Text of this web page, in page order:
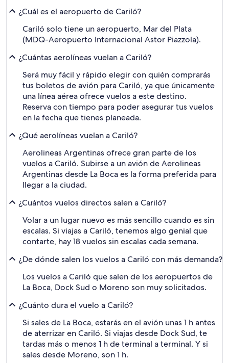
¿Cuál es el aeropuerto de Cariló?
Cariló solo tiene un aeropuerto, Mar del Plata
(MDQ-Aeropuerto Internacional Astor Piazzola).
¿Cuántas aerolíneas vuelan a Cariló?
Será muy fácil y rápido elegir con quién comprarás
tus boletos de avión para Cariló, ya que únicamente
una línea aérea ofrece vuelos a este destino.
Reserva con tiempo para poder asegurar tus vuelos
en la fecha que tienes planeada.
¿Qué aerolíneas vuelan a Cariló?
Aerolineas Argentinas ofrece gran parte de los
vuelos a Cariló. Subirse a un avión de Aerolineas
Argentinas desde La Boca es la forma preferida para
llegar a la ciudad.
¿Cuántos vuelos directos salen a Cariló?
Volar a un lugar nuevo es más sencillo cuando es sin
escalas. Si viajas a Cariló, tenemos algo genial que
contarte, hay 18 vuelos sin escalas cada semana.
¿De dónde salen los vuelos a Cariló con más demanda?
Los vuelos a Cariló que salen de los aeropuertos de
La Boca, Dock Sud o Moreno son muy solicitados.
¿Cuánto dura el vuelo a Cariló?
Si sales de La Boca, estarás en el avión unas 1 h antes
de aterrizar en Cariló. Si viajas desde Dock Sud, te
tardas más o menos 1 h de terminal a terminal. Y si
sales desde Moreno, son 1 h.